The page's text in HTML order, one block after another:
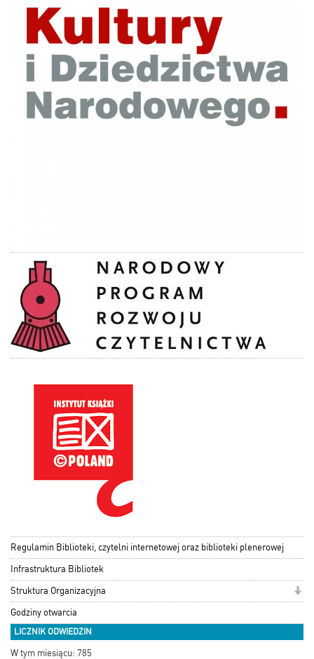
Regulamin Biblioteki, czytelni internetowej oraz biblioteki plenerowej
Infrastruktura Bibliotek
Struktura Organizacyjna
Godziny otwarcia
LICZNIK ODWIEDZIN
W tym miesiącu: 785